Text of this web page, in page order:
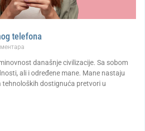
telefona
današnje civilizacije. Sa sobom
ali i određene mane. Mane nastaju
tehnoloških dostignuća pretvori u